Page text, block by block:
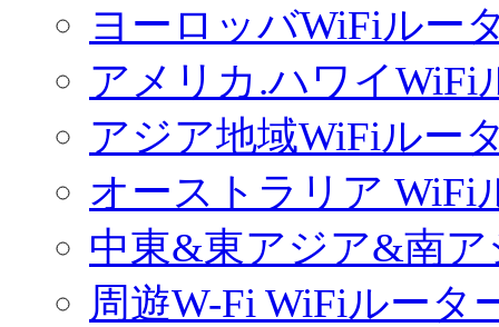
ヨーロッバWiFiルー
アメリカ.ハワイWiFi
アジア地域WiFiルー
オーストラリア WiFi
中東&東アジア&南
周遊W-Fi WiFiルータ